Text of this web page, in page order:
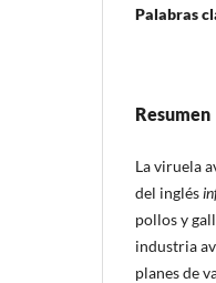
Palabras
Resumen
La viruela
del inglés
pollos y
industria
planes de